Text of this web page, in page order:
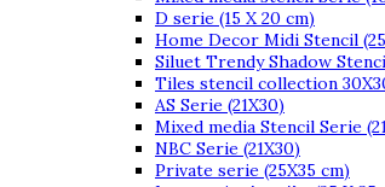
D serie (15 X 20 cm)
Home Decor Midi Stencil
Siluet Trendy Shadow
Tiles stencil collection 30X30
AS Serie (21X30)
Mixed media Stencil Serie
NBC Serie (21X30)
Private serie (25X35 cm)